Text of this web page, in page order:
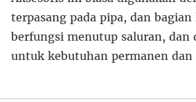
terpasang pada pipa, dan
berfungsi menutup saluran, dan
untuk kebutuhan permanen dan